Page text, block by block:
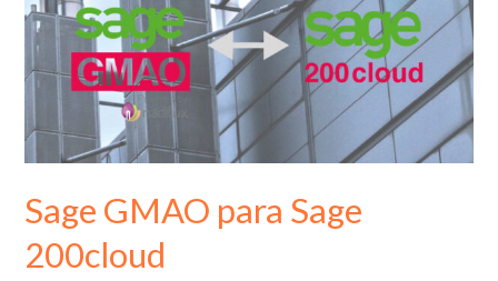
Sage GMAO para Sage
200cloud